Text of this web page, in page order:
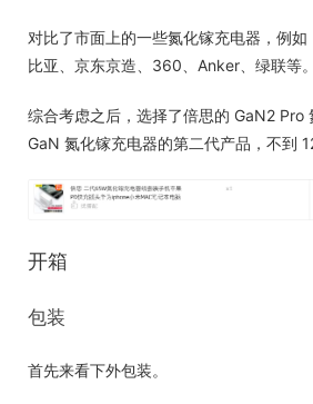
对比了市面上的一些氮化镓充电器，例
比亚、京东京造、360、Anker、绿联等。
综合考虑之后，选择了倍思的 GaN2 Pro
GaN 氮化镓充电器的第二代产品，不到
开箱
包装
首先来看下外包装。